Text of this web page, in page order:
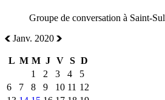
Groupe de conversation à Saint-
Janv. 2020
L M M J V S D
1
2 3 4
5
6
7 8 9 10 11 12